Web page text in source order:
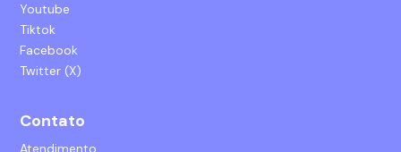
Youtube
Tiktok
Facebook
Twitter (X)
Contato